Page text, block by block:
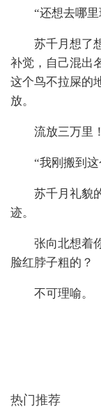
“还想去哪里
苏千月想了
补觉，自己混出
这个鸟不拉屎的
放。
流放三万里！
“我刚搬到这
苏千月礼貌
迹。
张向北想着
脸红脖子粗的？
不可理喻。
热门推荐